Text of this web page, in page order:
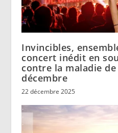
Invincibles,
concert inédit en
contre la maladie
décembre
22 décembre 2025